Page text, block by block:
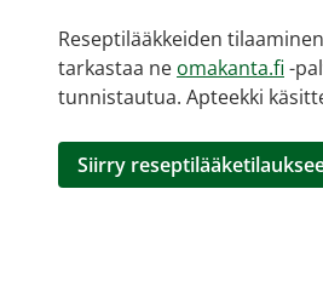
Reseptilääkkeiden
tarkastaa ne omakanta.fi -
tunnistautua. Apteekki
Siirry